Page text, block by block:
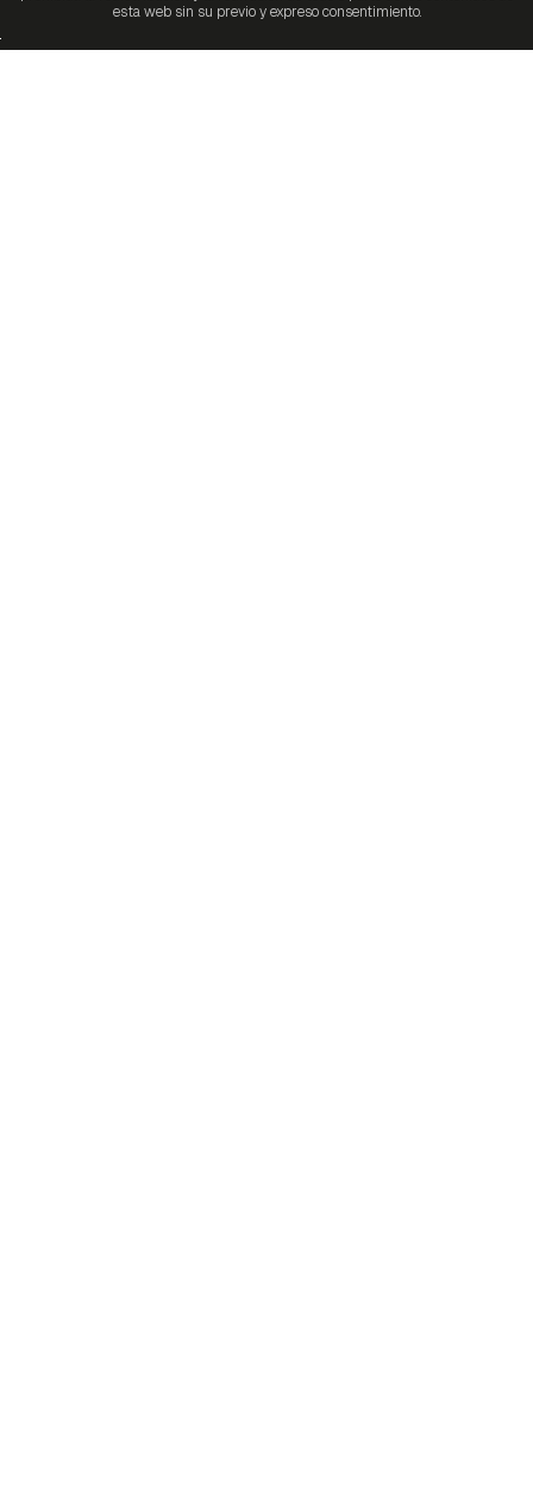
esta web sin su previo y expreso consentimiento.